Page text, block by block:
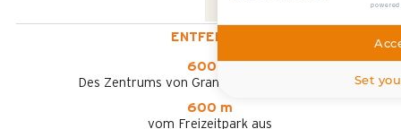
ENTFERNT :
600 m
Des Zentrums von Grand-Bornand Chinaillon
600 m
vom Freizeitpark aus
Set